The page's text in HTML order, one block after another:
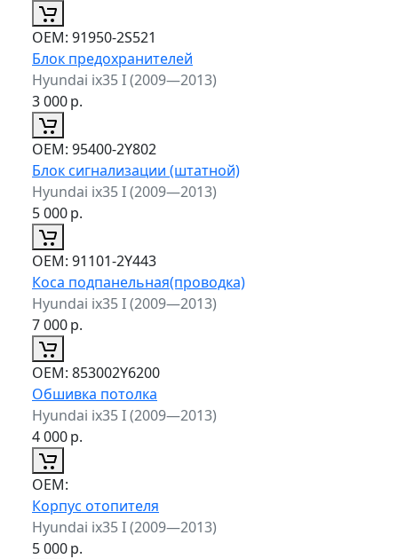
ОЕМ: 91950-2S521
Блок предохранителей
Hyundai ix35 I (2009—2013)
3 000р.
ОЕМ: 95400-2Y802
Блок сигнализации (штатной)
Hyundai ix35 I (2009—2013)
5 000р.
ОЕМ: 91101-2Y443
Коса подпанельная(проводка)
Hyundai ix35 I (2009—2013)
7 000р.
ОЕМ: 853002Y6200
Обшивка потолка
Hyundai ix35 I (2009—2013)
4 000р.
ОЕМ:
Корпус отопителя
Hyundai ix35 I (2009—2013)
5 000р.